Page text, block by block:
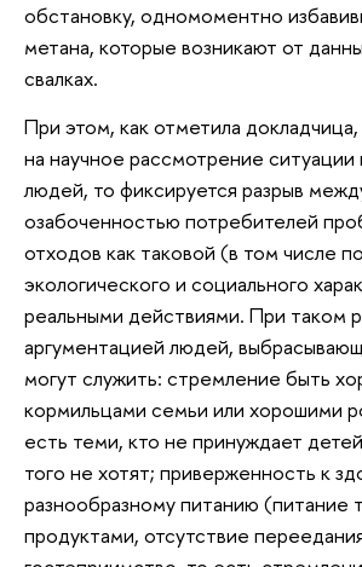
обстановку, одномоментно
метана, которые возникают от
свалках.
При этом, как отметила
на научное рассмотрение
людей, то фиксируется разрыв
озабоченностью потребителей
отходов как таковой (в том числе
экологического и социального
реальными действиями. При таком
аргументацией людей,
могут служить: стремление быть
кормильцами семьи или хорошими
есть теми, кто не принуждает
того не хотят; приверженность к
разнообразному питанию (питание
продуктами, отсутствие